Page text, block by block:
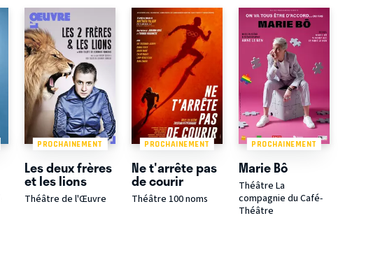
PROCHAINEMENT
Les deux frères
et les lions
Théâtre de l'Œuvre
PROCHAINEMENT
Ne t'arrête pas
de courir
Théâtre 100 noms
PROCHAINEMENT
Marie Bô
Théâtre La
compagnie du Café-
Théâtre